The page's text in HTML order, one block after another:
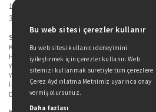
19 Mayıs Cad. Golden Plaza No:1 Kat:10
34360 / Şişli / İstanbul
Sitede Yer Alan Sayfalar
Kitaplarımız
Hakkımızda
Yazarlarımız
Yazar Adayları İçin
İletişim
Duygu Asena Roman Ödülü
Bu web sitesi çerezler kullanır
Bu web sitesi kullanıcı deneyimini
iyileştirmek için çerezler kullanır. Web
sitemizi kullanmak suretiyle tüm çerezlere
Çerez Aydınlatma Metnimiz uyarınca onay
vermiş olursunuz.
Daha fazlası